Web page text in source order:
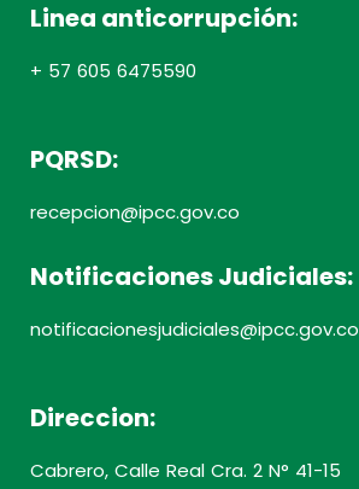
Linea anticorrupción:
+ 57 605 6475590
PQRSD:
recepcion@ipcc.gov.co
Notificaciones Judiciales:
notificacionesjudiciales@ipcc.gov.co
Direccion:
Cabrero, Calle Real Cra. 2 N° 41-15